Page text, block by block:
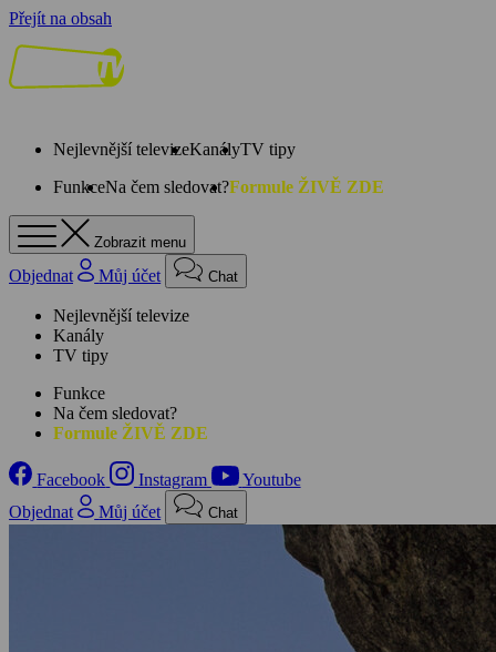
Přejít na obsah
Nejlevnější televizeKanályTV tipy
FunkceNa čem sledovat?Formule ŽIVĚ ZDE
Zobrazit menu
Objednat Můj účet Chat
Nejlevnější televize
Kanály
TV tipy
Funkce
Na čem sledovat?
Formule ŽIVĚ ZDE
Facebook Instagram
Youtube
Objednat
Můj účet Chat